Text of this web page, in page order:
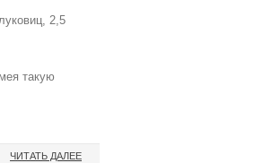
2,5
такую
ЧИТАТЬ ДАЛЕЕ